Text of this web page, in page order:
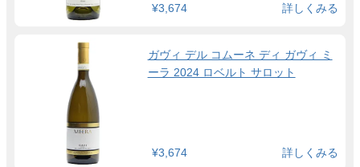
¥3,674 詳しくみる
ガヴィ デル コムーネ ディ ガヴィ ミ
ーラ 2024 ロベルト サロット
¥3,674 詳しくみる